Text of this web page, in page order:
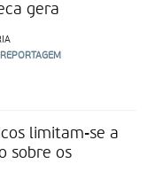
gera
REPORTAGEM
limitam-se a
sobre os